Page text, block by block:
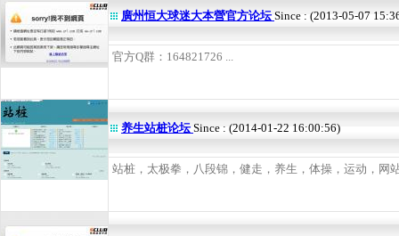
廣州恒大球迷大本營官方论坛Since : (2013-05-07
官方Q群：164821726 ...
养生站桩论坛Since : (2014-01-22 16:00:56)
站桩，太极拳，八段锦，健走，养生，体操，运动，